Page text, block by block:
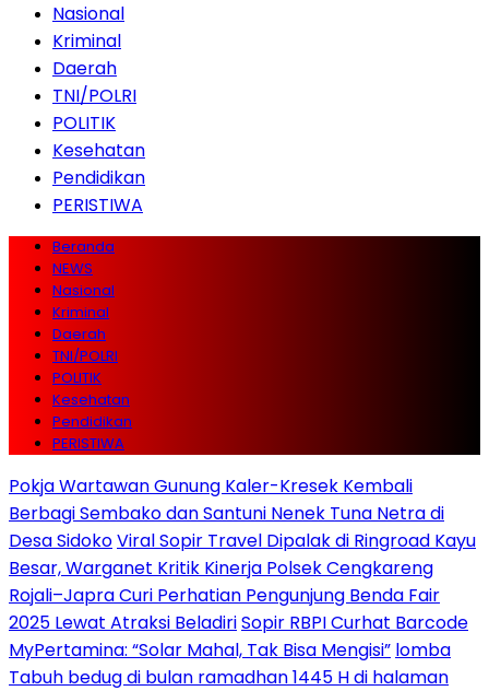
Nasional
Kriminal
Daerah
TNI/POLRI
POLITIK
Kesehatan
Pendidikan
PERISTIWA
Beranda
NEWS
Nasional
Kriminal
Daerah
TNI/POLRI
POLITIK
Kesehatan
Pendidikan
PERISTIWA
Pokja Wartawan Gunung Kaler-Kresek Kembali
Berbagi Sembako dan Santuni Nenek Tuna Netra di
Desa SidokoViral Sopir Travel Dipalak di Ringroad Kayu
Besar, Warganet Kritik Kinerja Polsek Cengkareng
Rojali–Japra Curi Perhatian Pengunjung Benda Fair
2025 Lewat Atraksi BeladiriSopir RBPI Curhat Barcode
MyPertamina: “Solar Mahal, Tak Bisa Mengisi” lomba
Tabuh bedug di bulan ramadhan 1445 H di halaman